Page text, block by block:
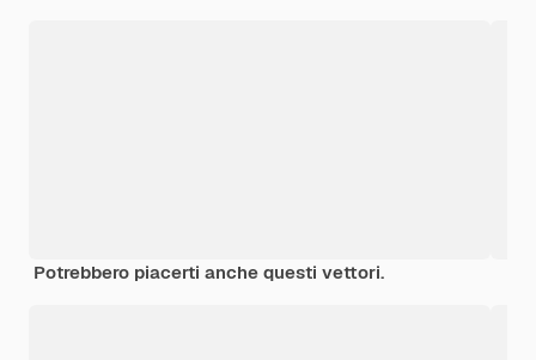
Potrebbero piacerti anche questi vettori.